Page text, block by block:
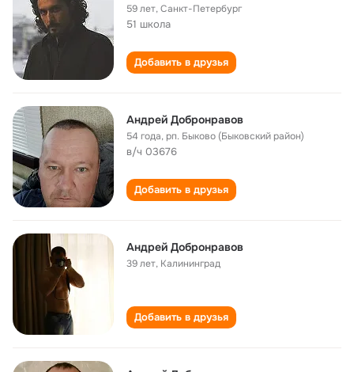
59 лет,Санкт-Петербург
51 школа
Добавить в друзья
Андрей Добронравов
54 года,рп. Быково (Быковский район)
в/ч 03676
Добавить в друзья
Андрей Добронравов
39 лет, Калининград
Добавить в друзья